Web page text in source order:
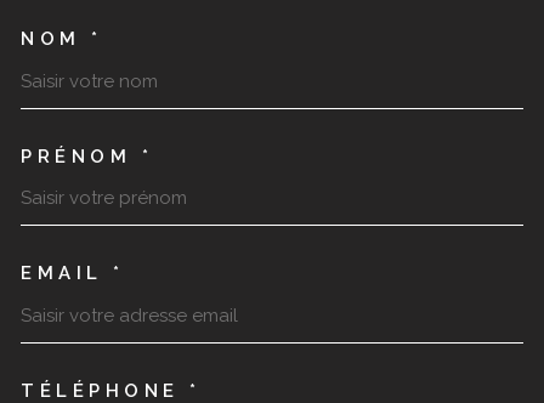
NOM *
PRÉNOM *
EMAIL *
TÉLÉPHONE *